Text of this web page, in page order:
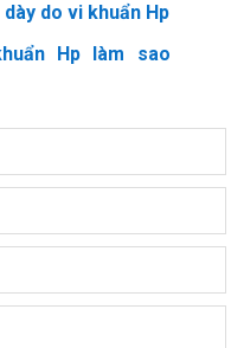
do vi khuẩn Hp
Hp làm sao